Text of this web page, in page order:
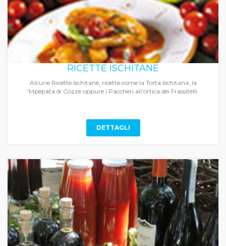
RICETTE ISCHITANE
Alcune Ricette Ischitane, ricette come la Torta Ischitana, la
'Mpepata di Cozze oppure i Paccheri all'ortica dei Frassitelli.
DETTAGLI